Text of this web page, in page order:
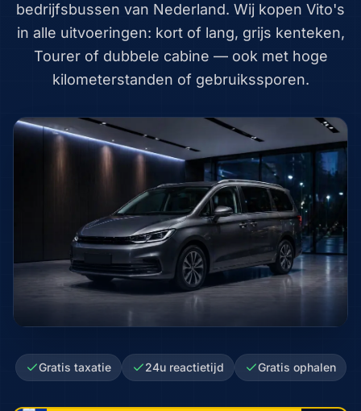
bedrijfsbussen van Nederland. Wij kopen Vito's
in alle uitvoeringen: kort of lang, grijs kenteken,
Tourer of dubbele cabine — ook met hoge
kilometerstanden of gebruikssporen.
Gratis taxatie 24u reactietijd Gratis ophalen